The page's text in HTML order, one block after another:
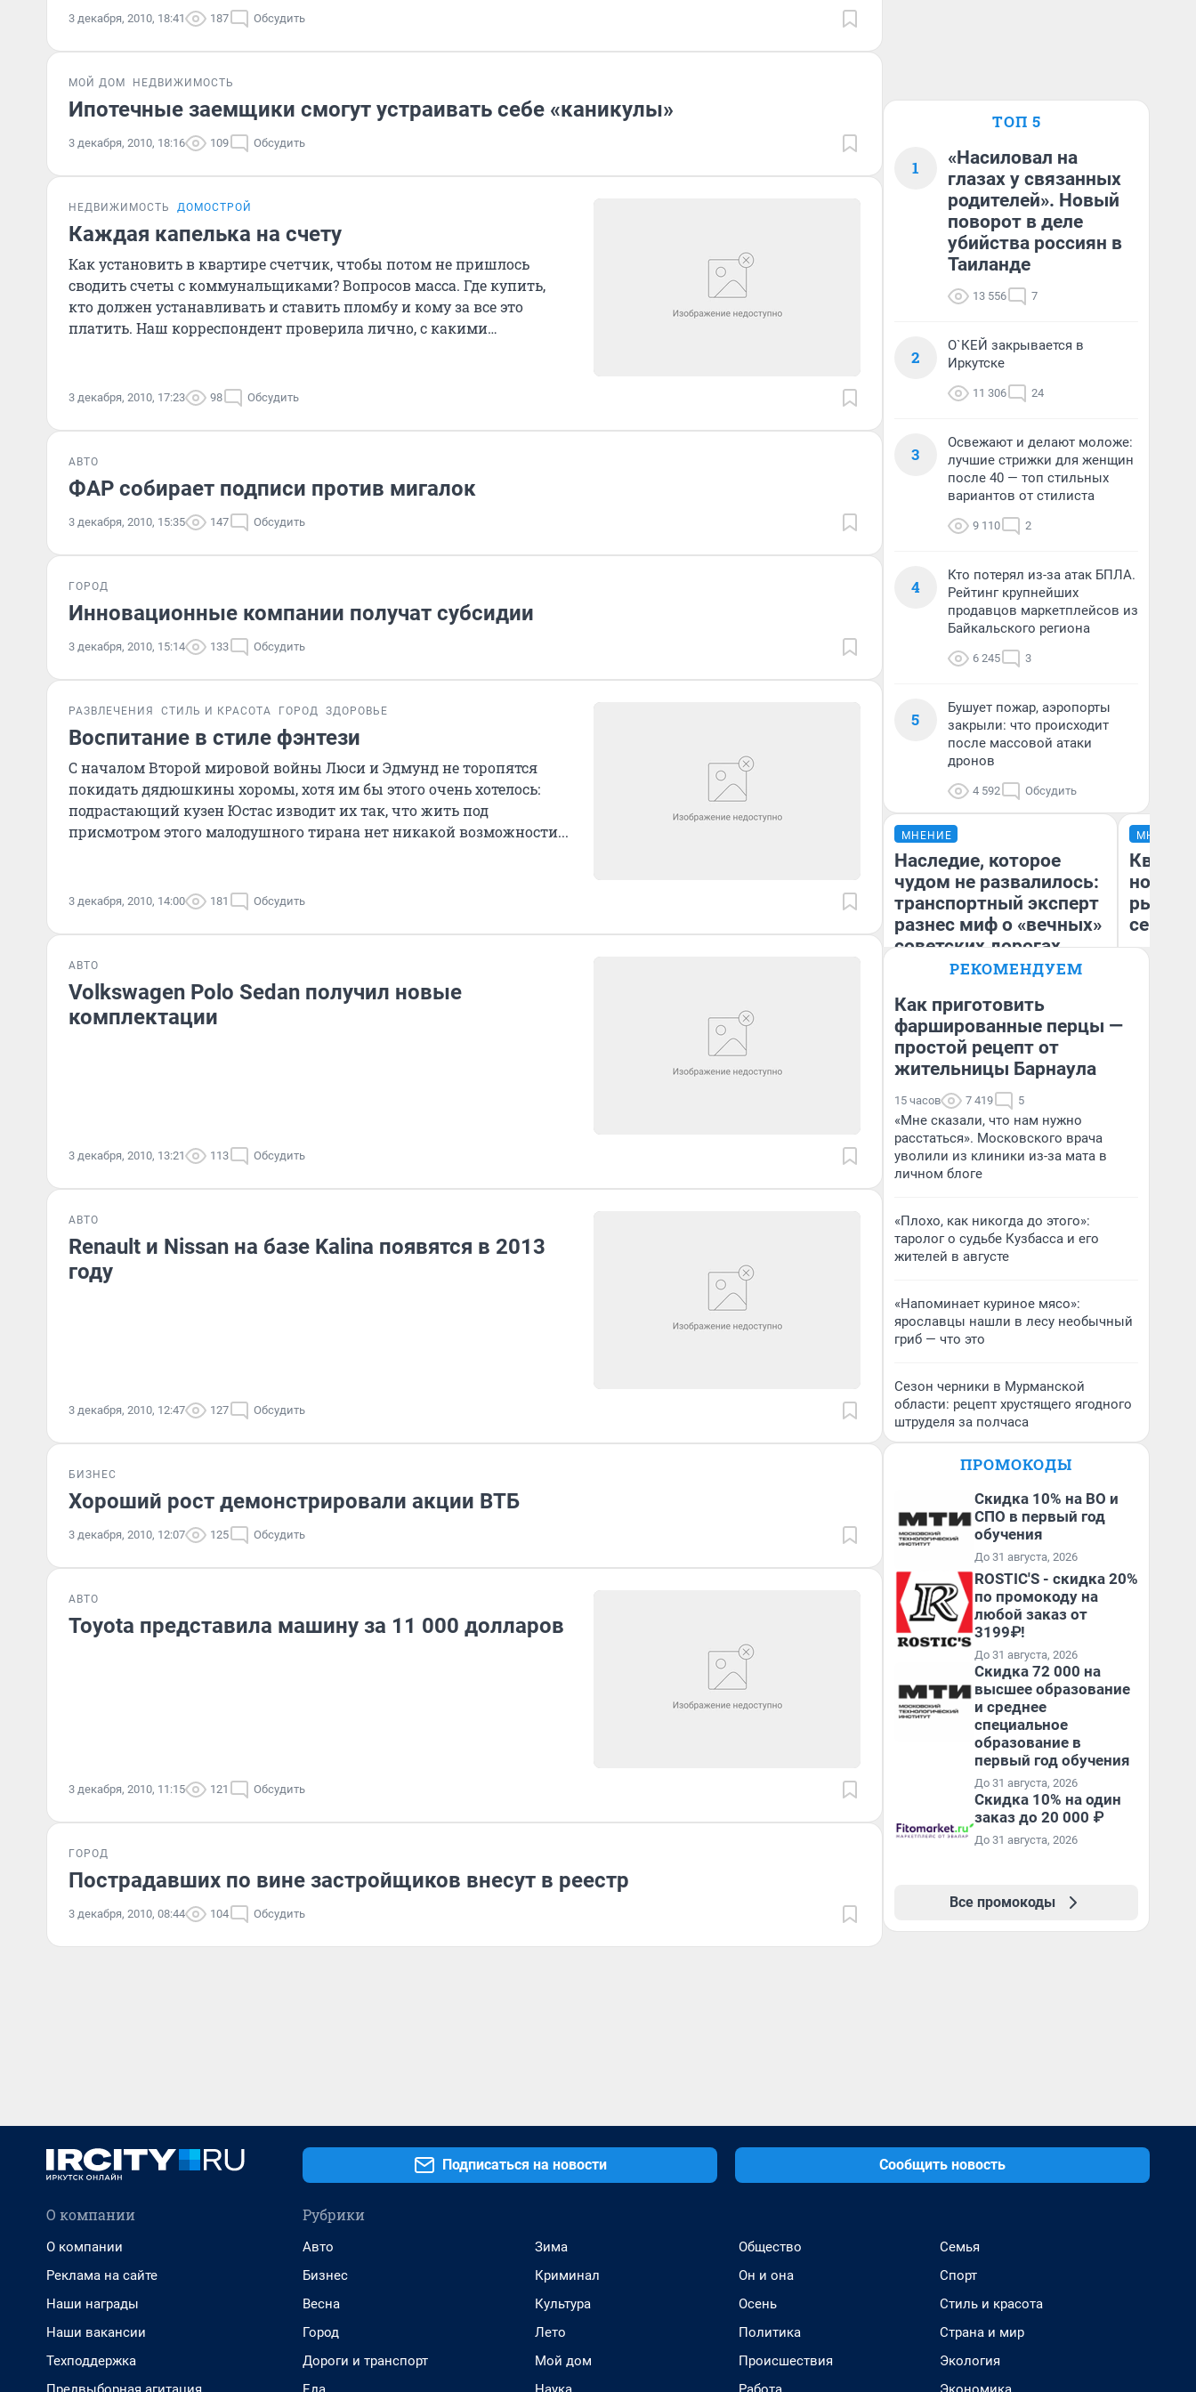
3 декабря, 2010, 18:41 187 Обсудить
МОЙ ДОМ НЕДВИЖИМОСТЬ
Ипотечные заемщики смогут устраивать себе «каникулы»
3 декабря, 2010, 18:16 109 Обсудить
НЕДВИЖИМОСТЬ ДОМОСТРОЙ
Каждая капелька на счету
Как установить в квартире счетчик, чтобы потом не пришлось
сводить счеты с коммунальщиками? Вопросов масса. Где купить,
кто должен устанавливать и ставить пломбу и кому за все это
платить. Наш корреспондент проверила лично, с какими
3 декабря, 2010, 17:23 98 Обсудить
АВТО
ФАР собирает подписи против мигалок
3 декабря, 2010, 15:35 147 Обсудить
ГОРОД
Инновационные компании получат субсидии
3 декабря, 2010, 15:14 133 Обсудить
РАЗВЛЕЧЕНИЯ СТИЛЬ И КРАСОТА ГОРОД ЗДОРОВЬЕ
Воспитание в стиле фэнтези
С началом Второй мировой войны Люси и Эдмунд не торопятся
покидать дядюшкины хоромы, хотя им бы этого очень хотелось:
подрастающий кузен Юстас изводит их так, что жить под
присмотром этого малодушного тирана нет никакой возможности...
3 декабря, 2010, 14:00 181 Обсудить
АВТО
Volkswagen Polo Sedan получил новые
комплектации
3 декабря, 2010, 13:21 113 Обсудить
АВТО
Renault и Nissan на базе Kalina появятся в 2013
году
3 декабря, 2010, 12:47 127 Обсудить
БИЗНЕС
Хороший рост демонстрировали акции ВТБ
3 декабря, 2010, 12:07 125 Обсудить
АВТО
Toyota представила машину за 11 000 долларов
3 декабря, 2010, 11:15 121 Обсудить
ГОРОД
Пострадавших по вине застройщиков внесут в реестр
3 декабря, 2010, 08:44 104 Обсудить
ТОП 5
1
«Насиловал на
глазах у связанных
родителей». Новый
поворот в деле
убийства россиян в
Таиланде
13 556 7
2
О`КЕЙ закрывается в
Иркутске
11 306 24
3
Освежают и делают моложе:
лучшие стрижки для женщин
после 40 — топ стильных
вариантов от стилиста
9 110 2
4
Кто потерял из-за атак БПЛА.
Рейтинг крупнейших
продавцов маркетплейсов из
Байкальского региона
6 245 3
5
Бушует пожар, аэропорты
закрыли: что происходит
после массовой атаки
дронов
4 592 Обсудить
МНЕНИЕ
Наследие, которое
чудом не развалилось:
транспортный эксперт
разнес миф о «вечных»
советских дорогах
Олег Арефьев
Блогер, предприниматель,
владелец в транспортном
бизнесе
МНЕНИЕ
но
рынок
РЕКОМЕНДУЕМ
Как приготовить
фаршированные перцы —
простой рецепт от
жительницы Барнаула
15 часов 7 419 5
«Мне сказали, что нам нужно
расстаться». Московского врача
уволили из клиники из-за мата в
личном блоге
«Плохо, как никогда до этого»:
таролог о судьбе Кузбасса и его
жителей в августе
«Напоминает куриное мясо»:
ярославцы нашли в лесу необычный
гриб — что это
Сезон черники в Мурманской
области: рецепт хрустящего ягодного
штруделя за полчаса
ПРОМОКОДЫ
Скидка 10% на ВО и
СПО в первый год
обучения
До 31 августа, 2026
ROSTIC'S - скидка 20%
по промокоду на
любой заказ от
3199₽!
До 31 августа, 2026
Скидка 72 000 на
высшее образование
и среднее
специальное
образование в
первый год обучения
До 31 августа, 2026
Скидка 10% на один
заказ до 20 000 ₽
До 31 августа, 2026
Все промокоды
Подписаться на новости Сообщить новость
О компании
О компании
Реклама на сайте
Наши награды
Наши вакансии
Техподдержка
Рубрики
Авто
Бизнес
Весна
Город
Дороги и транспорт
Зима
Криминал
Культура
Лето
Мой дом
Общество
Он и она
Осень
Политика
Происшествия
Семья
Спорт
Стиль и красота
Страна и мир
Экология